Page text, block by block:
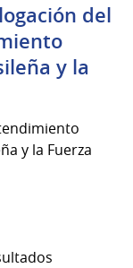
del
y la
y la Fuerza